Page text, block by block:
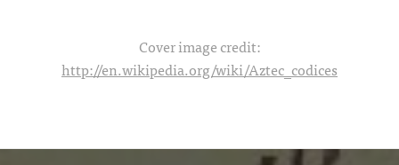
Cover image credit:
http://en.wikipedia.org/wiki/Aztec_codices